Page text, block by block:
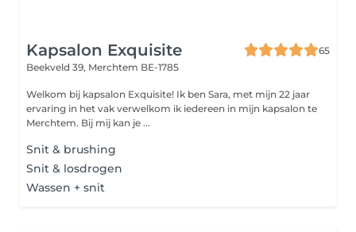
Kapsalon Exquisite
65
Beekveld 39, Merchtem BE-1785
Welkom bij kapsalon Exquisite! Ik ben Sara, met mijn 22 jaar
ervaring in het vak verwelkom ik iedereen in mijn kapsalon te
Merchtem. Bij mij kan je ...
Snit & brushing
Snit & losdrogen
Wassen + snit